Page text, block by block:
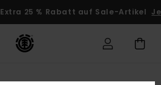
Extra 25 % Rabatt auf Sale-Artikel